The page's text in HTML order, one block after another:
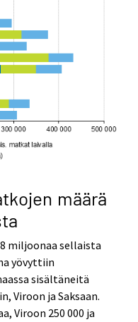
määrä
miljoonaa sellaista
yövyttiin
sisältäneitä
Viroon ja Saksaan.
Viroon 250 000 ja